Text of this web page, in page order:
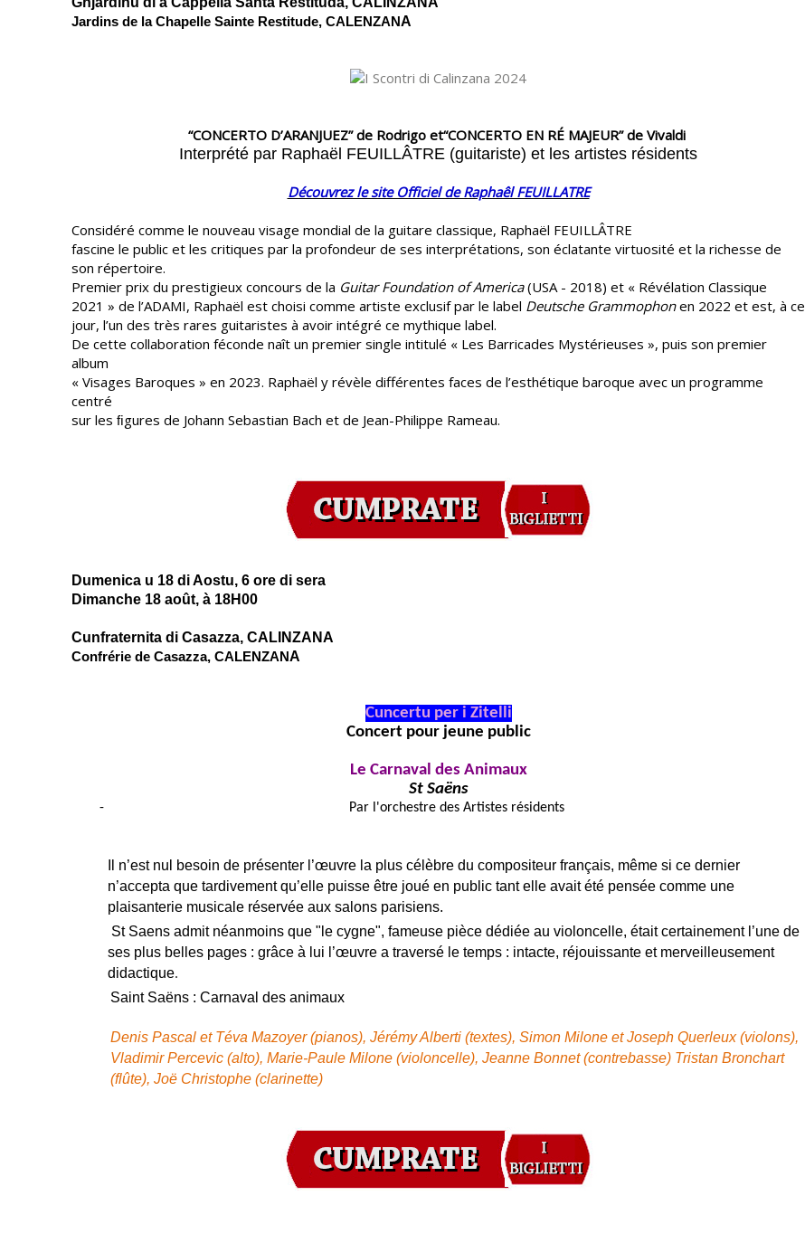
Jardins de la Chapelle Sainte Restitude, CALENZANA
“CONCERTO D’ARANJUEZ” de Rodrigo et“CONCERTO EN RÉ MAJEUR” de Vivaldi ​
Interprété par Raphaël FEUILLÂTRE (guitariste) et les artistes résidents
Découvrez le site Officiel de Raphaêl FEUILLATRE
Considéré comme le nouveau visage mondial de la guitare classique, Raphaël FEUILLÂTRE
fascine le public et les critiques par la profondeur de ses interprétations, son éclatante virtuosité et la richesse de
son répertoire.
Premier prix du prestigieux concours de la Guitar Foundation of America(USA - 2018) et « Révélation Classique
2021 » de l’ADAMI, Raphaël est choisi comme artiste exclusif par le label Deutsche Grammophonen 2022 et est, à ce
jour, l’un des très rares guitaristes à avoir intégré ce mythique label.
De cette collaboration féconde naît un premier single intitulé « Les Barricades Mystérieuses », puis son premier
album
« Visages Baroques » en 2023. Raphaël y révèle différentes faces de l’esthétique baroque avec un programme
centré
sur les ﬁgures de Johann Sebastian Bach et de Jean-Philippe Rameau.
Dumenica u 18 di Aostu, 6 ore di sera
Dimanche 18 août, à 18H00
Cunfraternita di Casazza, CALINZANA
Confrérie de Casazza, CALENZANA
Cuncertu per i Zitelli
Concert pour jeune public
Le Carnaval des Animaux
St Saëns
Par l'orchestre des Artistes résidents
Il n’est nul besoin de présenter l’œuvre la plus célèbre du compositeur français, même si ce dernier
n’accepta que tardivement qu’elle puisse être joué en public tant elle avait été pensée comme une
plaisanterie musicale réservée aux salons parisiens.
St Saens admit néanmoins que "le cygne", fameuse pièce dédiée au violoncelle, était certainement l’une de
ses plus belles pages : grâce à lui l’œuvre a traversé le temps : intacte, réjouissante et merveilleusement
didactique.
Saint Saëns : Carnaval des animaux
Denis Pascal et Téva Mazoyer (pianos), Jérémy Alberti (textes), Simon Milone et Joseph Querleux (violons),
Vladimir Percevic (alto), Marie-Paule Milone (violoncelle), Jeanne Bonnet (contrebasse) Tristan Bronchart
(flûte), Joë Christophe (clarinette)